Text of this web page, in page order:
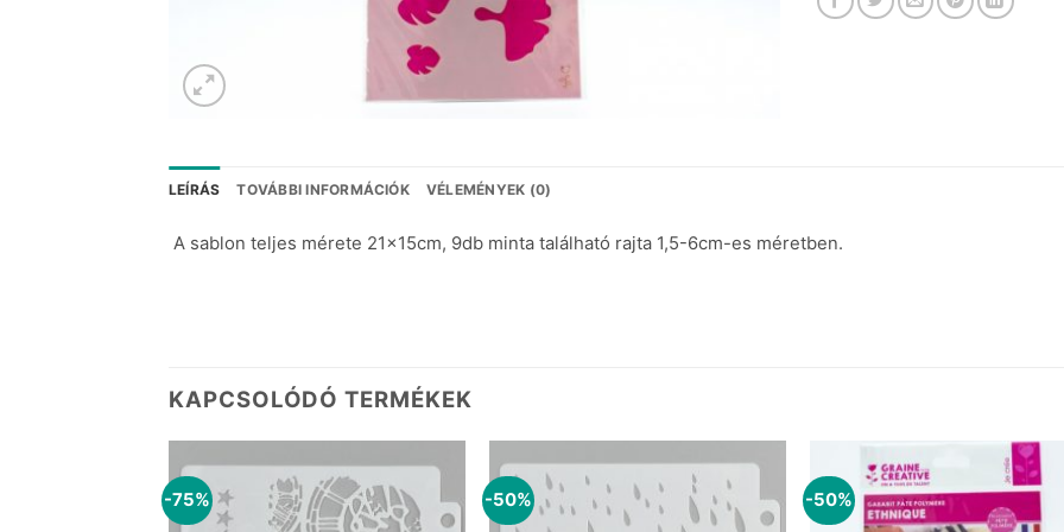
LEÍRÁS TOVÁBBI INFORMÁCIÓK VÉLEMÉNYEK (0)
A sablon teljes mérete 21x15cm, 9db minta található rajta 1,5-6cm-es méretben.
KAPCSOLÓDÓ TERMÉKEK
-75% -50% -50%